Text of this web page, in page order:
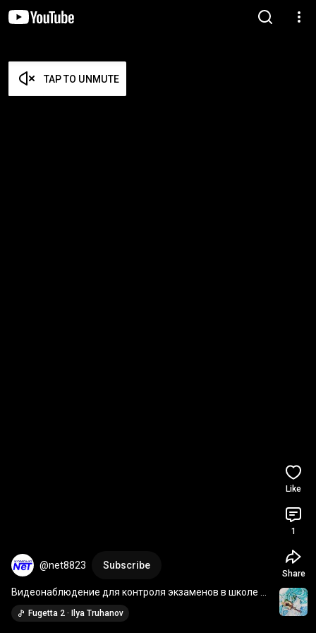
TAP TO UNMUTE
@net8823 Subscribe
Видеонаблюдение для контроля экзаменов в школе №
58
Fugetta 2 · Ilya Truhanov
Like
1
Share